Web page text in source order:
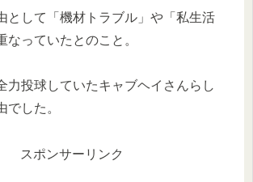
として「機材トラブル」や「私生活
なっていたとのこと。
力投球していたキャブヘイさんらし
でした。
スポンサーリンク